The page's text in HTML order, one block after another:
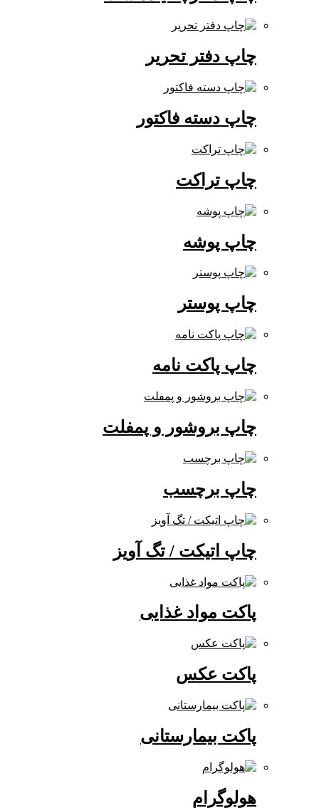
چاپ دفتر تحریر
چاپ دسته فاکتور
چاپ تراکت
چاپ پوشه
چاپ پوستر
چاپ پاکت نامه
چاپ بروشور و پمفلت
چاپ برچسب
چاپ اتیکت / تگ آویز
پاکت مواد غذایی
پاکت عکس
پاکت بیمارستانی
هولوگرام